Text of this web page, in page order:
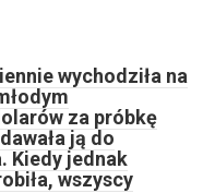
wychodziła na
za próbkę
ją do
Kiedy jednak
wszyscy